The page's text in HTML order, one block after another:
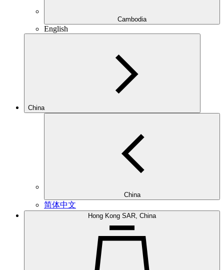
Cambodia
English
China
China
简体中文
Hong Kong SAR, China